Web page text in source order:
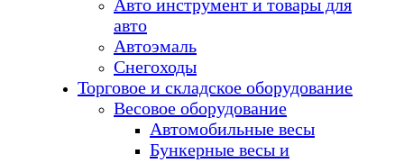
Авто инструмент и товары для
авто
Автоэмаль
Снегоходы
Торговое и складское оборудование
Весовое оборудование
Автомобильные весы
Бункерные весы и